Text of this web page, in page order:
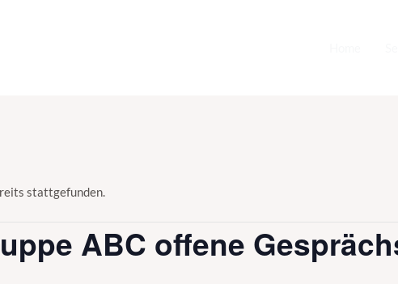
stattgefunden.
ABC offene